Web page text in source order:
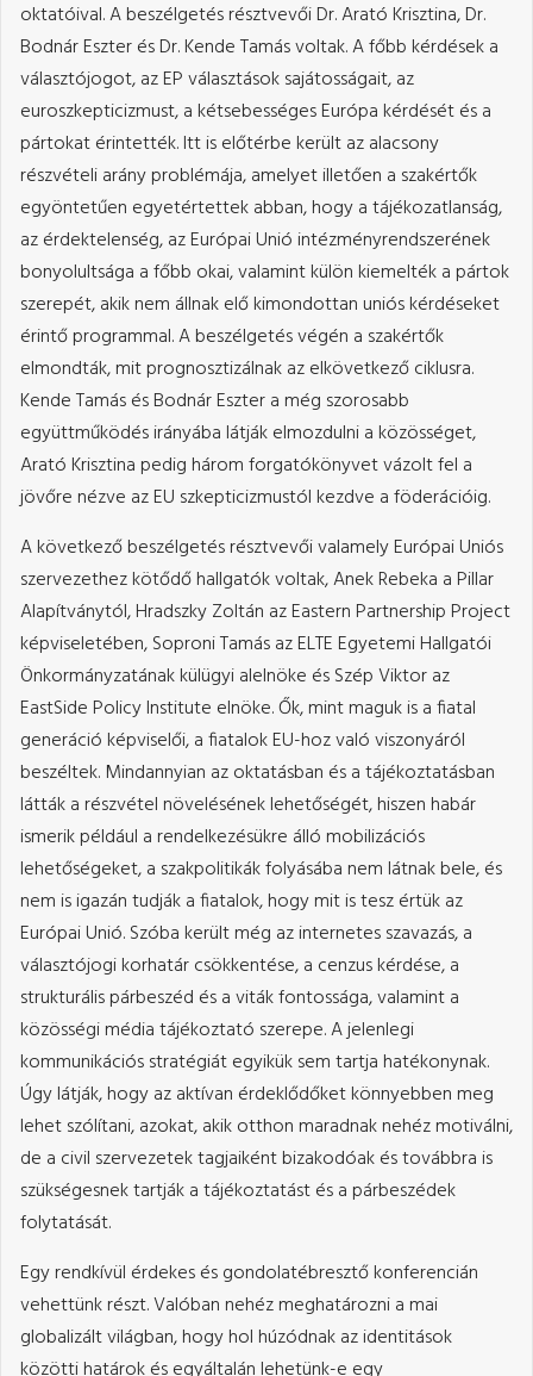
oktatóival. A beszélgetés résztvevői Dr. Arató Krisztina, Dr.
Bodnár Eszter és Dr. Kende Tamás voltak. A főbb kérdések a
választójogot, az EP választások sajátosságait, az
euroszkepticizmust, a kétsebességes Európa kérdését és a
pártokat érintették. Itt is előtérbe került az alacsony
részvételi arány problémája, amelyet illetően a szakértők
egyöntetűen egyetértettek abban, hogy a tájékozatlanság,
az érdektelenség, az Európai Unió intézményrendszerének
bonyolultsága a főbb okai, valamint külön kiemelték a pártok
szerepét, akik nem állnak elő kimondottan uniós kérdéseket
érintő programmal. A beszélgetés végén a szakértők
elmondták, mit prognosztizálnak az elkövetkező ciklusra.
Kende Tamás és Bodnár Eszter a még szorosabb
együttműködés irányába látják elmozdulni a közösséget,
Arató Krisztina pedig három forgatókönyvet vázolt fel a
jövőre nézve az EU szkepticizmustól kezdve a föderációig.
A következő beszélgetés résztvevői valamely Európai Uniós
szervezethez kötődő hallgatók voltak, Anek Rebeka a Pillar
Alapítványtól, Hradszky Zoltán az Eastern Partnership Project
képviseletében, Soproni Tamás az ELTE Egyetemi Hallgatói
Önkormányzatának külügyi alelnöke és Szép Viktor az
EastSide Policy Institute elnöke. Ők, mint maguk is a fiatal
generáció képviselői, a fiatalok EU-hoz való viszonyáról
beszéltek. Mindannyian az oktatásban és a tájékoztatásban
látták a részvétel növelésének lehetőségét, hiszen habár
ismerik például a rendelkezésükre álló mobilizációs
lehetőségeket, a szakpolitikák folyásába nem látnak bele, és
nem is igazán tudják a fiatalok, hogy mit is tesz értük az
Európai Unió. Szóba került még az internetes szavazás, a
választójogi korhatár csökkentése, a cenzus kérdése, a
strukturális párbeszéd és a viták fontossága, valamint a
közösségi média tájékoztató szerepe. A jelenlegi
kommunikációs stratégiát egyikük sem tartja hatékonynak.
Úgy látják, hogy az aktívan érdeklődőket könnyebben meg
lehet szólítani, azokat, akik otthon maradnak nehéz motiválni,
de a civil szervezetek tagjaiként bizakodóak és továbbra is
szükségesnek tartják a tájékoztatást és a párbeszédek
folytatását.
Egy rendkívül érdekes és gondolatébresztő konferencián
vehettünk részt. Valóban nehéz meghatározni a mai
globalizált világban, hogy hol húzódnak az identitások
közötti határok és egyáltalán lehetünk-e egy